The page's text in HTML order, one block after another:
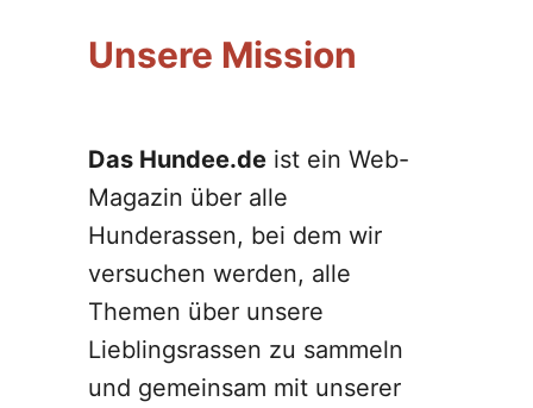
Unsere Mission
Das Hundee.de ist ein Web-
Magazin über alle
Hunderassen, bei dem wir
versuchen werden, alle
Themen über unsere
Lieblingsrassen zu sammeln
und gemeinsam mit unserer